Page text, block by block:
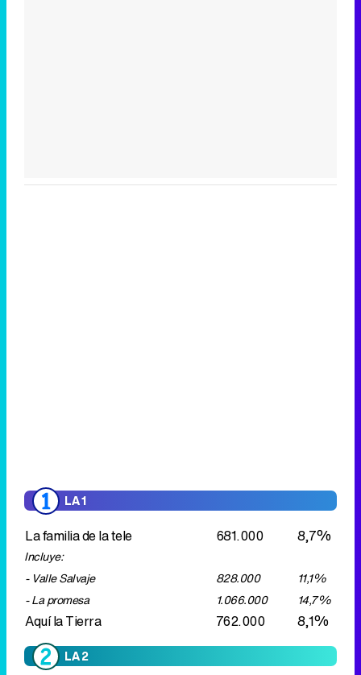
- La promesa
1.066.000 14,7%
Aquí la Tierra 762.000 8,1%
LA 2
Saber y ganar 533.000
5,9%
Grandes documentales
301.000 3,8%
Incluye:
- Padres en la naturalezaMisión
descendencia
326.000 3,9%